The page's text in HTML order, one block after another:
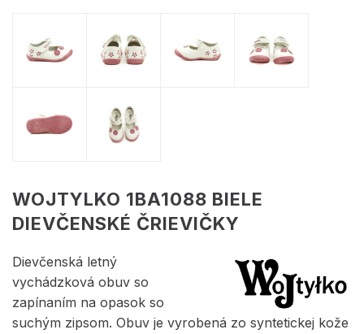
WOJTYLKO 1BA1088 BIELE
DIEVČENSKÉ ČRIEVIČKY
Dievčenská letný
vychádzková obuv so
zapínaním na opasok so
suchým zipsom. Obuv je vyrobená zo syntetickej kože